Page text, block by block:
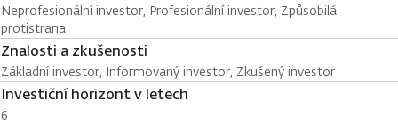
Neprofesionální investor, Profesionální investor, Způsobilá
protistrana
Znalosti a zkušenosti
Základní investor, Informovaný investor, Zkušený investor
Investiční horizont v letech
6